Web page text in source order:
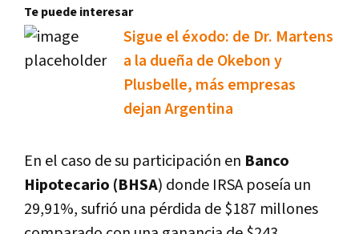
Te puede interesar
Sigue el éxodo: de Dr. Martens
a la dueña de Okebon y
Plusbelle, más empresas
dejan Argentina
En el caso de su participación en Banco
Hipotecario (BHSA) donde IRSA poseía un
29,91%, sufrió una pérdida de $187 millones